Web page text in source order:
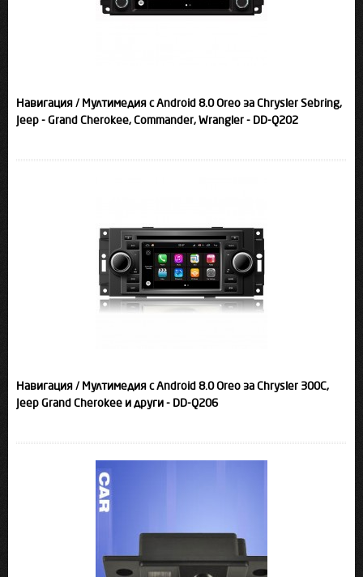
Навигация / Мултимедия с Android 8.0 Oreo за Chrysler Sebring,
Jeep - Grand Cherokee, Commander, Wrangler - DD-Q202
Навигация / Мултимедия с Android 8.0 Oreo за Chrysler 300C,
Jeep Grand Cherokee и други - DD-Q206